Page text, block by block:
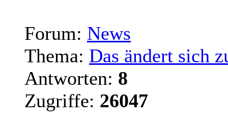
Forum: News
Thema: Das ändert sich
Antworten: 8
Zugriffe: 26047